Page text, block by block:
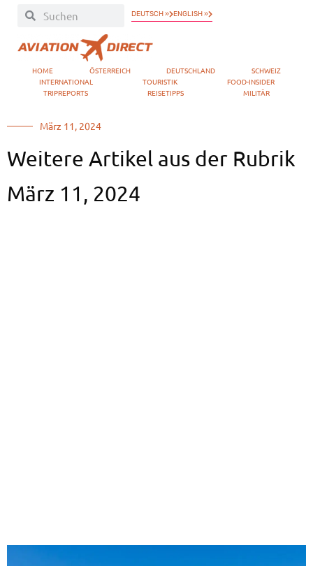
DEUTSCH » ENGLISH »
HOME ÖSTERREICH DEUTSCHLAND
SCHWEIZ
INTERNATIONAL
TOURISTIK
FOOD-INSIDER
TRIPREPORTS
REISETIPPS MILITÄR
März 11, 2024
Weitere Artikel aus der Rubrik
März 11, 2024